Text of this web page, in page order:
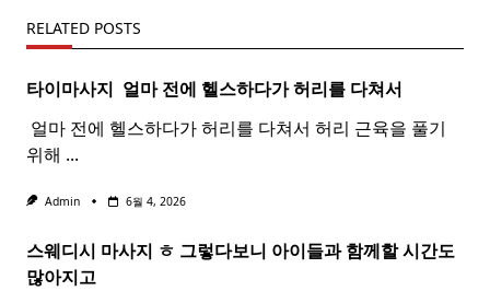
RELATED POSTS
타이마사지 ​ 얼마 전에 헬스하다가 허리를 다쳐서
​ 얼마 전에 헬스하다가 허리를 다쳐서 허리 근육을 풀기
위해 ...
Admin 6월 4, 2026
스웨디시 마사지 ㅎ 그렇다보니 아이들과 함께할 시간도
많아지고